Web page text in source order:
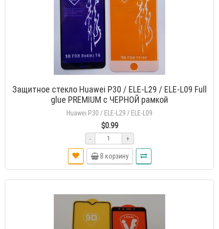
Защитное стекло Huawei P30 / ELE-L29 / ELE-L09 Full
glue PREMIUM с ЧЕРНОЙ рамкой
Huawei P30 / ELE-L29 / ELE-L09
$0.99
- +
В корзину